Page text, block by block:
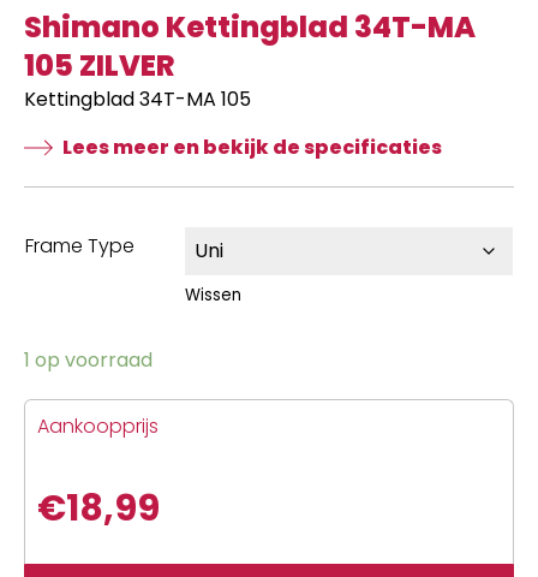
Shimano Kettingblad 34T-MA
105 ZILVER
Kettingblad 34T-MA 105
Lees meer en bekijk de specificaties
Frame Type
Wissen
1 op voorraad
Aankoopprijs
€18,99